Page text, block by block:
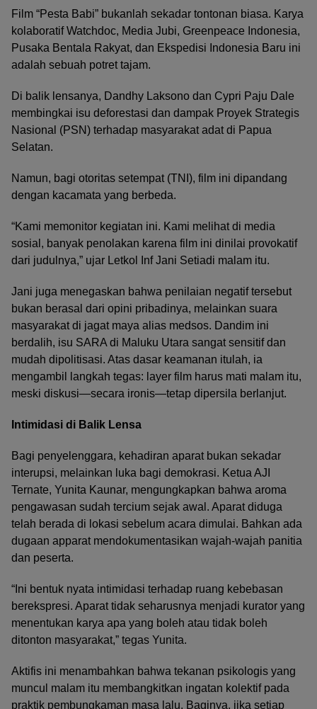
Film “Pesta Babi” bukanlah sekadar tontonan biasa. Karya
kolaboratif Watchdoc, Media Jubi, Greenpeace Indonesia,
Pusaka Bentala Rakyat, dan Ekspedisi Indonesia Baru ini
adalah sebuah potret tajam.
Di balik lensanya, Dandhy Laksono dan Cypri Paju Dale
membingkai isu deforestasi dan dampak Proyek Strategis
Nasional (PSN) terhadap masyarakat adat di Papua
Selatan.
Namun, bagi otoritas setempat (TNI), film ini dipandang
dengan kacamata yang berbeda.
“Kami memonitor kegiatan ini. Kami melihat di media
sosial, banyak penolakan karena film ini dinilai provokatif
dari judulnya,” ujar Letkol Inf Jani Setiadi malam itu.
Jani juga menegaskan bahwa penilaian negatif tersebut
bukan berasal dari opini pribadinya, melainkan suara
masyarakat di jagat maya alias medsos. Dandim ini
berdalih, isu SARA di Maluku Utara sangat sensitif dan
mudah dipolitisasi. Atas dasar keamanan itulah, ia
mengambil langkah tegas: layer film harus mati malam itu,
meski diskusi—secara ironis—tetap dipersila berlanjut.
Intimidasi di Balik Lensa
Bagi penyelenggara, kehadiran aparat bukan sekadar
interupsi, melainkan luka bagi demokrasi. Ketua AJI
Ternate, Yunita Kaunar, mengungkapkan bahwa aroma
pengawasan sudah tercium sejak awal. Aparat diduga
telah berada di lokasi sebelum acara dimulai. Bahkan ada
dugaan apparat mendokumentasikan wajah-wajah panitia
dan peserta.
“Ini bentuk nyata intimidasi terhadap ruang kebebasan
berekspresi. Aparat tidak seharusnya menjadi kurator yang
menentukan karya apa yang boleh atau tidak boleh
ditonton masyarakat,” tegas Yunita.
Aktifis ini menambahkan bahwa tekanan psikologis yang
muncul malam itu membangkitkan ingatan kolektif pada
praktik pembungkaman masa lalu. Baginya, jika setiap